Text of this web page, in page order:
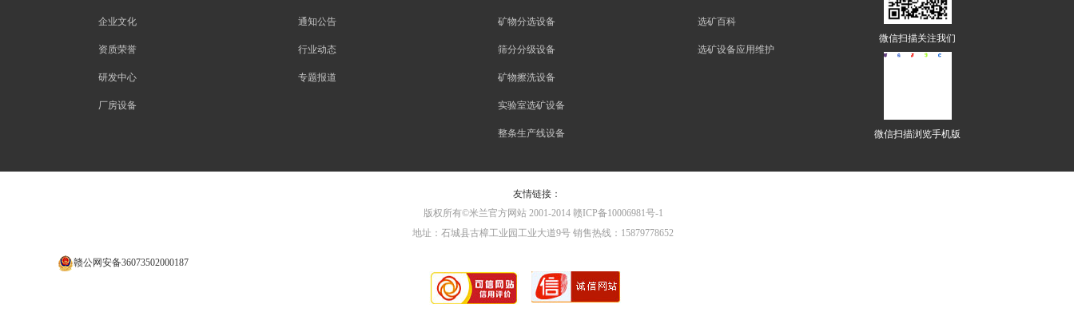
企业文化
资质荣誉
研发中心
厂房设备
通知公告
行业动态
专题报道
矿物分选设备
筛分分级设备
矿物擦洗设备
实验室选矿设备
整条生产线设备
选矿百科
选矿设备应用维护
微信扫描关注我们
微信扫描浏览手机版
友情链接：
版权所有©米兰官方网站 2001-2014 赣ICP备10006981号-1
地址：石城县古樟工业园工业大道9号 销售热线：15879778652
赣公网安备36073502000187